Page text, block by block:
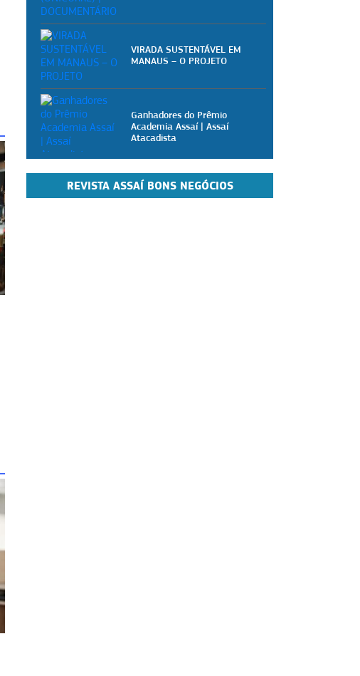
VIRADA SUSTENTÁVEL EM
MANAUS – O PROJETO
Ganhadores do Prêmio
Academia Assaí | Assaí
Atacadista
Academia Assaí - Vídeoaulas
REVISTA ASSAÍ BONS NEGÓCIOS